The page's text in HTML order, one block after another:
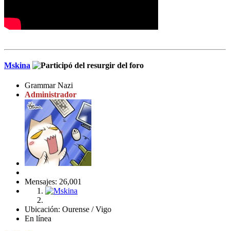
Mskina
Grammar Nazi
Administrador
Mensajes: 26,001
Ubicación: Ourense / Vigo
En línea